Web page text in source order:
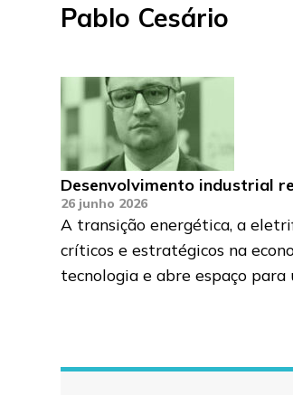
Pablo Cesário
Desenvolvimento industrial
26 junho 2026
A transição energética, a
críticos e estratégicos na
tecnologia e abre espaço